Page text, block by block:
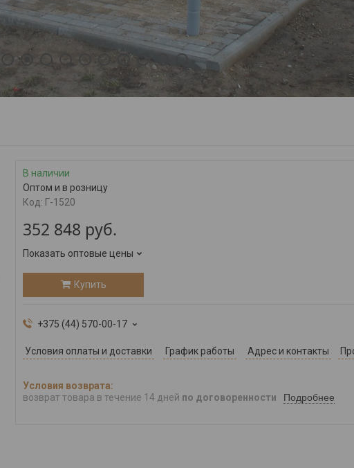
В наличии
Оптом и в розницу
Код: Г-1520
352 848 руб.
Показать оптовые цены
Купить
+375 (44) 570-00-17
Условия оплаты и доставки График работы Адрес и контакты
возврат товара в течение 14 дней по договоренности Подробнее